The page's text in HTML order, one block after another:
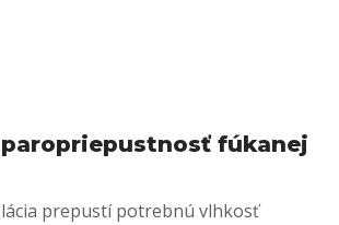
fúkanej
prepustí potrebnú vlhkosť